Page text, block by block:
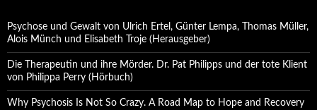
Psychose und Gewalt von Ulrich Ertel, Günter Lempa, Thomas Müller,
Alois Münch und Elisabeth Troje (Herausgeber)
Die Therapeutin und ihre Mörder. Dr. Pat Philipps und der tote Klient
von Philippa Perry (Hörbuch)
Why Psychosis Is Not So Crazy. A Road Map to Hope and Recovery